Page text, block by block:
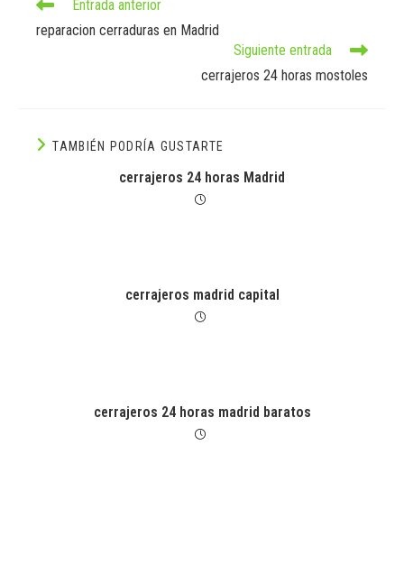
más
artículos
Entrada anterior
reparacion cerraduras en Madrid
Siguiente entrada
cerrajeros 24 horas mostoles
TAMBIÉN PODRÍA GUSTARTE
cerrajeros 24 horas Madrid
cerrajeros madrid capital
cerrajeros 24 horas madrid baratos